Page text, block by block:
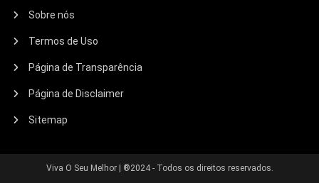
Sobre nós
Termos de Uso
Página de Transparência
Página de Disclaimer
Sitemap
Viva O Seu Melhor | ®2024 - Todos os direitos reservados.